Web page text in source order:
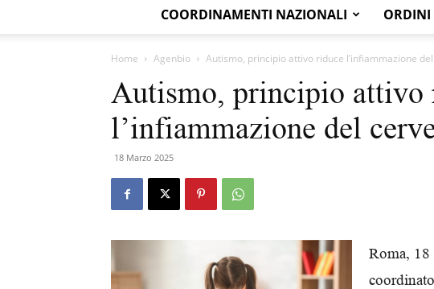
COORDINAMENTI NAZIONALI ORDINI
Home Agenbio Autismo, principio attivo riduce l’infiammazione
Autismo, principio attivo
l’infiammazione del
18 Marzo 2025
Roma,